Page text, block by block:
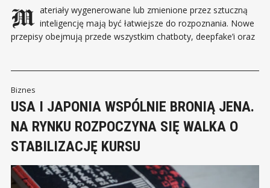
Materiały wygenerowane lub zmienione przez sztuczną inteligencję mają być łatwiejsze do rozpoznania. Nowe
przepisy obejmują przede wszystkim chatboty, deepfake’i oraz
sztucznej inteligencji i ograniczenie
Biznes
USA I JAPONIA WSPÓLNIE BRONIĄ JENA.
NA RYNKU ROZPOCZYNA SIĘ WALKA O
STABILIZACJĘ KURSU